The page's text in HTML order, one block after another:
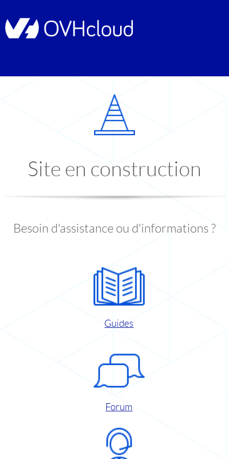
Site en construction
Besoin d'assistance ou d'informations ?
Guides
Forum